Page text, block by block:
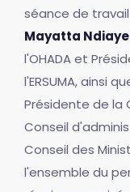
séance de
Mayatta Ndiaye
l'OHADA et
l'ERSUMA, ainsi
Présidente de la
Conseil
Conseil des
l'ensemble du